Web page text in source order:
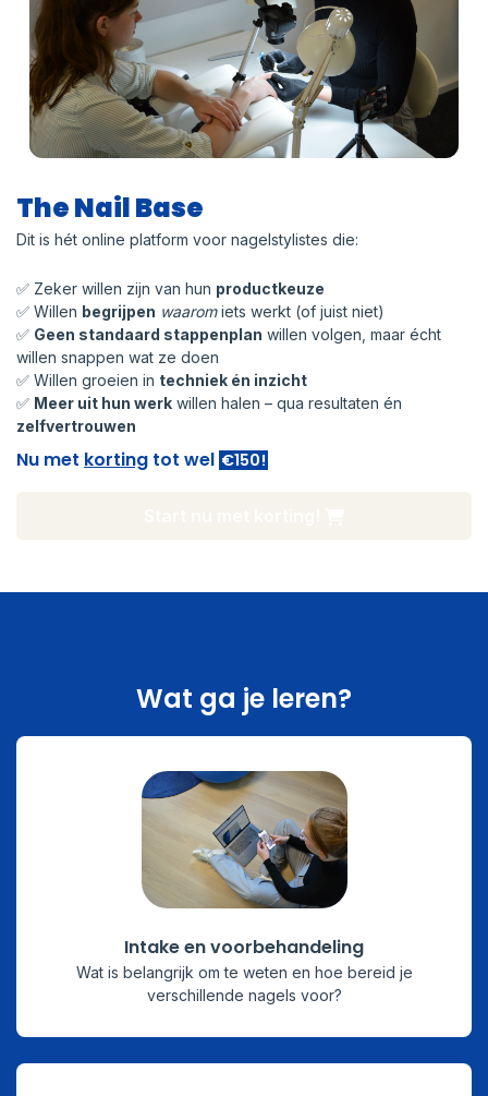
The Nail Base
Dit is hét online platform voor nagelstylistes die:
✅ Zeker willen zijn van hun productkeuze
✅ Willen begrijpen waaromiets werkt (of juist niet)
✅ Geen standaard stappenplan willen volgen, maar écht
willen snappen wat ze doen
✅ Willen groeien in techniek én inzicht
✅ Meer uit hun werk willen halen – qua resultaten én
zelfvertrouwen
Nu met korting tot wel €150!
Wat ga je leren?
Intake en voorbehandeling
Wat is belangrijk om te weten en hoe bereid je
verschillende nagels voor?